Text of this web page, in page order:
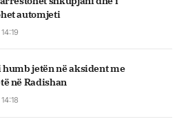
automjeti
humb jetën në aksident me
në Radishan